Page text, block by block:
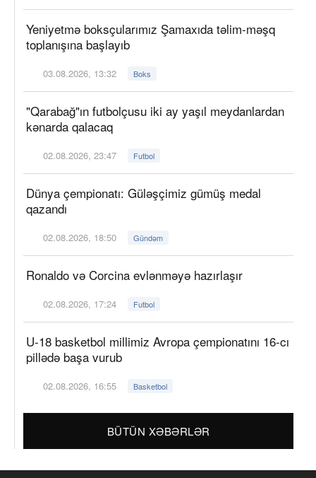
Yeniyetmə boksçularımız Şamaxıda təlim-məşq
toplanışına başlayıb
03.08.2026, 13:32 Boks
"Qarabağ"ın futbolçusu iki ay yaşıl meydanlardan
kənarda qalacaq
02.08.2026, 23:47 Futbol
Dünya çempionatı: Güləşçimiz gümüş medal
qazandı
02.08.2026, 18:50 Gündəm
Ronaldo və Corcina evlənməyə hazırlaşır
02.08.2026, 17:24 Futbol
U-18 basketbol millimiz Avropa çempionatını 16-cı
pillədə başa vurub
02.08.2026, 16:55 Basketbol
BÜTÜN XƏBƏRLƏR